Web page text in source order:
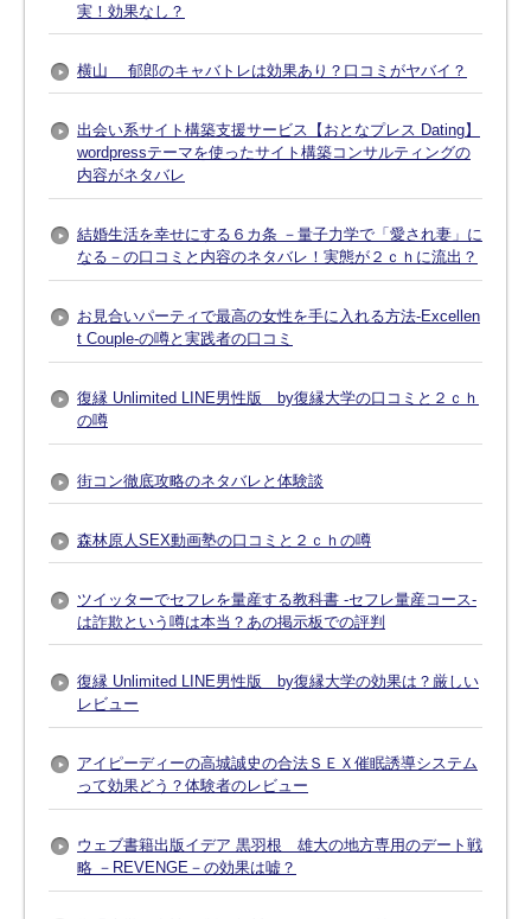
実！効果なし？
横山 郁郎のキャバトレは効果あり？口コミがヤバイ？
出会い系サイト構築支援サービス【おとなプレス Dating】
wordpressテーマを使ったサイト構築コンサルティングの
内容がネタバレ
結婚生活を幸せにする６カ条 －量子力学で「愛され妻」に
なる－の口コミと内容のネタバレ！実態が２ｃｈに流出？
お見合いパーティで最高の女性を手に入れる方法-Excellen
t Couple-の噂と実践者の口コミ
復縁 Unlimited LINE男性版 by復縁大学の口コミと２ｃｈ
の噂
街コン徹底攻略のネタバレと体験談
森林原人SEX動画塾の口コミと２ｃｈの噂
ツイッターでセフレを量産する教科書 -セフレ量産コース-
は詐欺という噂は本当？あの掲示板での評判
復縁 Unlimited LINE男性版 by復縁大学の効果は？厳しい
レビュー
アイピーディーの高城誠史の合法ＳＥＸ催眠誘導システム
って効果どう？体験者のレビュー
ウェブ書籍出版イデア 黒羽根 雄大の地方専用のデート戦
略 －REVENGE－の効果は嘘？